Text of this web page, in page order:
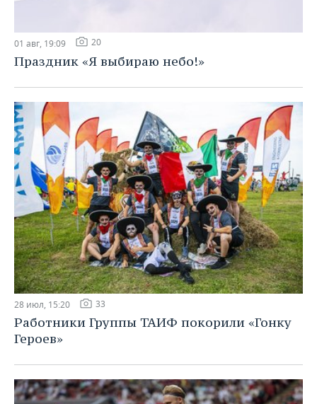
01 авг, 19:09 20
Праздник «Я выбираю небо!»
28 июл, 15:20 33
Работники Группы ТАИФ покорили «Гонку
Героев»